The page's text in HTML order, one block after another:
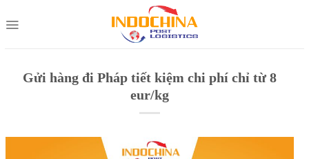
to
Gửi hàng đi Pháp tiết kiệm chi phí chỉ từ 8
eur/kg